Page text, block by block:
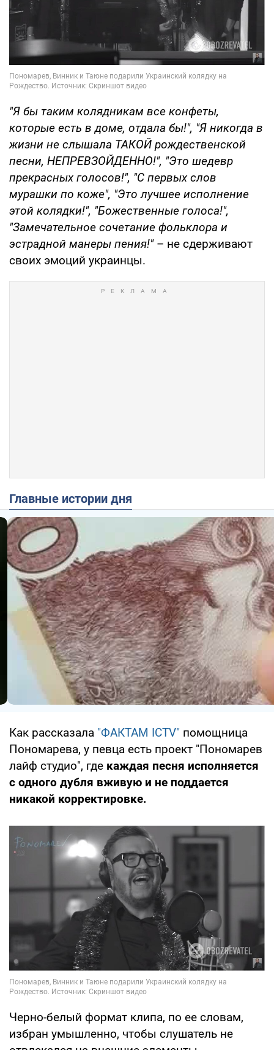
"Я бы таким колядникам все конфеты,
которые есть в доме, отдала бы!", "Я никогда в
жизни не слышала ТАКОЙ рождественской
песни, НЕПРЕВЗОЙДЕННО!", "Это шедевр
прекрасных голосов!", "С первых слов
мурашки по коже", "Это лучшее исполнение
этой колядки!", "Божественные голоса!",
"Замечательное сочетание фольклора и
эстрадной манеры пения!"– не сдерживают
своих эмоций украинцы.
Главные истории дня
Как рассказала "ФАКТАМ ICTV" помощница
Пономарева, у певца есть проект "Пономарев
лайф студио", где каждая песня исполняется
с одного дубля вживую и не поддается
никакой корректировке.
Черно-белый формат клипа, по ее словам,
избран умышленно, чтобы слушатель не